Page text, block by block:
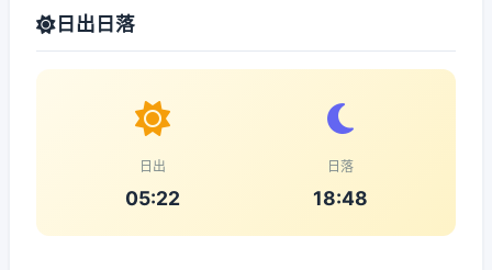
日出日落
日出
05:22
日落
18:48